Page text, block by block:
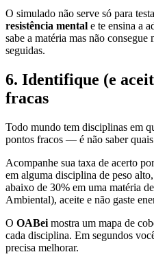
O simulado não serve só para
resistência mental e te ensina a
sabe a matéria mas não
seguidas.
6. Identifique (e
fracas
Todo mundo tem disciplinas em
pontos fracos — é não saber quais
Acompanhe sua taxa de acerto
em alguma disciplina de peso
abaixo de 30% em uma matéria
Ambiental), aceite e não gaste
O OABei mostra um mapa de
cada disciplina. Em segundos
precisa melhorar.